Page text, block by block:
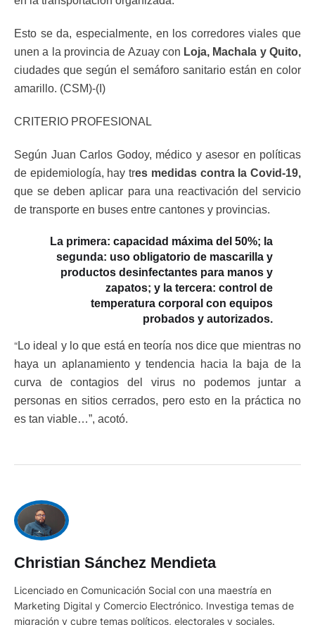
Esto se da, especialmente, en los corredores viales que
unen a la provincia de Azuay con Loja, Machala y Quito,
ciudades que según el semáforo sanitario están en color
amarillo. (CSM)-(I)
CRITERIO PROFESIONAL
Según Juan Carlos Godoy, médico y asesor en políticas
de epidemiología, hay tres medidas contra la Covid-19,
que se deben aplicar para una reactivación del servicio
de transporte en buses entre cantones y provincias.
La primera: capacidad máxima del 50%; la
segunda: uso obligatorio de mascarilla y
productos desinfectantes para manos y
zapatos; y la tercera: control de
temperatura corporal con equipos
probados y autorizados.
“Lo ideal y lo que está en teoría nos dice que mientras no
haya un aplanamiento y tendencia hacia la baja de la
curva de contagios del virus no podemos juntar a
personas en sitios cerrados, pero esto en la práctica no
es tan viable…”, acotó.
Christian Sánchez Mendieta
Licenciado en Comunicación Social con una maestría en
Marketing Digital y Comercio Electrónico. Investiga temas de
migración y cubre temas políticos, electorales y sociales.